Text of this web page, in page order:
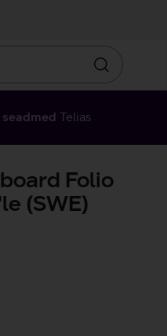
Otsin
Telias
Folio
(SWE)